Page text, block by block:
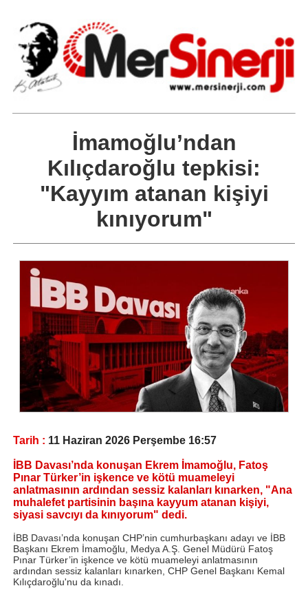
İmamoğlu’ndan
Kılıçdaroğlu tepkisi:
"Kayyım atanan kişiyi
kınıyorum"
Tarih : 11 Haziran 2026 Perşembe 16:57
İBB Davası’nda konuşan Ekrem İmamoğlu, Fatoş
Pınar Türker’in işkence ve kötü muameleyi
anlatmasının ardından sessiz kalanları kınarken, "Ana
muhalefet partisinin başına kayyum atanan kişiyi,
siyasi savcıyı da kınıyorum" dedi.
İBB Davası’nda konuşan CHP’nin cumhurbaşkanı adayı ve İBB
Başkanı Ekrem İmamoğlu, Medya A.Ş. Genel Müdürü Fatoş
Pınar Türker’in işkence ve kötü muameleyi anlatmasının
ardından sessiz kalanları kınarken, CHP Genel Başkanı Kemal
Kılıçdaroğlu'nu da kınadı.